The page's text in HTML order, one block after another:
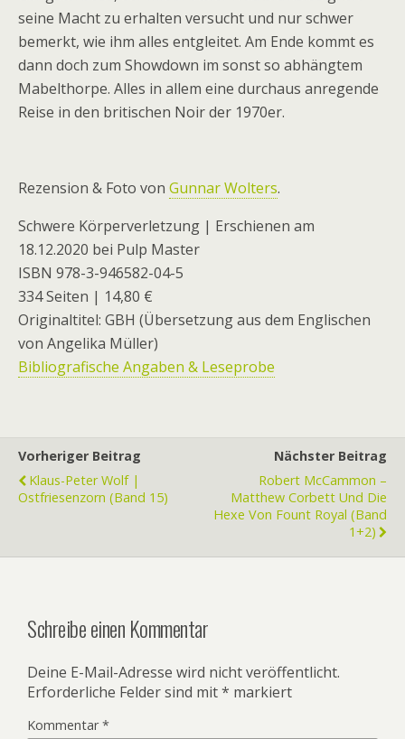
seine Macht zu erhalten versucht und nur schwer
bemerkt, wie ihm alles entgleitet. Am Ende kommt es
dann doch zum Showdown im sonst so abhängtem
Mabelthorpe. Alles in allem eine durchaus anregende
Reise in den britischen Noir der 1970er.
Rezension & Foto von Gunnar Wolters.
Schwere Körperverletzung | Erschienen am
18.12.2020 bei Pulp Master
ISBN 978-3-946582-04-5
334 Seiten | 14,80 €
Originaltitel: GBH (Übersetzung aus dem Englischen
von Angelika Müller)
Bibliografische Angaben & Leseprobe
Vorheriger Beitrag
Klaus-Peter Wolf |
Ostfriesenzorn (Band 15)
Nächster Beitrag
Robert McCammon –
Matthew Corbett Und Die
Hexe Von Fount Royal (Band
1+2)
Schreibe einen Kommentar
Deine E-Mail-Adresse wird nicht veröffentlicht.
Erforderliche Felder sind mit* markiert
Kommentar*